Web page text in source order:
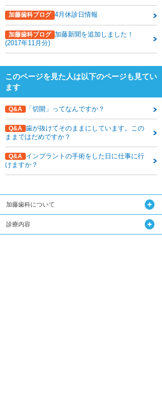
加藤歯科ブログ 4月休診日情報
加藤歯科ブログ 加藤新聞を追加しました！
(2017年11月分)
このページを見た人は以下のページも見てい
ます
Q&A 「切開」ってなんですか？
Q&A
歯が抜けてそのままにしています。この
ままではだめですか？
Q&A
インプラントの手術をした日に仕事に行
けますか？
加藤歯科について
診療内容